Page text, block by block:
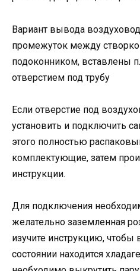
Вариант вывода
промежуток между
подоконником, вставлены
отверстием под трубу
Если отверстие под
установить и подключить
этого полностью
комплектующие, затем
инструкции.
Для подключения
желательно заземленная
изучите инструкцию, чтобы
состоянии находится